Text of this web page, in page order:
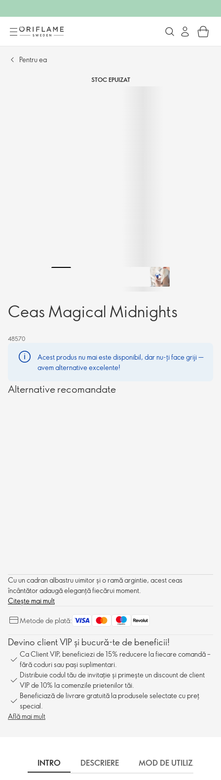
Pentru ea
STOC EPUIZAT
Ceas Magical Midnights
48570
Acest produs nu mai este disponibil, dar nu-ți face griji —
avem alternative excelente!
Alternative recomandate
Cu un cadran albastru uimitor și o ramă argintie, acest ceas
încântător adaugă eleganță fiecărui moment.
Citește mai mult
Metode de plată:
Devino client VIP și bucură-te de beneficii!
Ca Client VIP, beneficiezi de 15% reducere la fiecare comandă –
fără coduri sau pași suplimentari.
Distribuie codul tău de invitație și primește un discount de client
VIP de 10% la comenzile prietenilor tăi.
Beneficiază de livrare gratuită la produsele selectate cu preț
special.
Află mai mult
INTRO DESCRIERE MOD DE UTILIZARE